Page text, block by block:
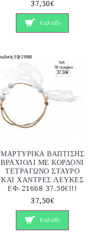
37,50€
Καλάθι
ΜΑΡΤΥΡΙΚΑ ΒΑΠΤΙΣΗΣ
ΒΡΑΧΙΟΛΙ ΜΕ ΚΟΡΔΟΝΙ
ΤΕΤΡΑΓΩΝΟ ΣΤΑΥΡΟ
ΚΑΙ ΧΑΝΤΡΕΣ ΛΕΥΚΕΣ
ΕΦ-21668 37.50€!!!
37,50€
Καλάθι